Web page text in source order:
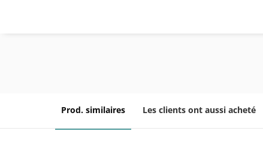
Prod. similaires Les clients ont aussi acheté